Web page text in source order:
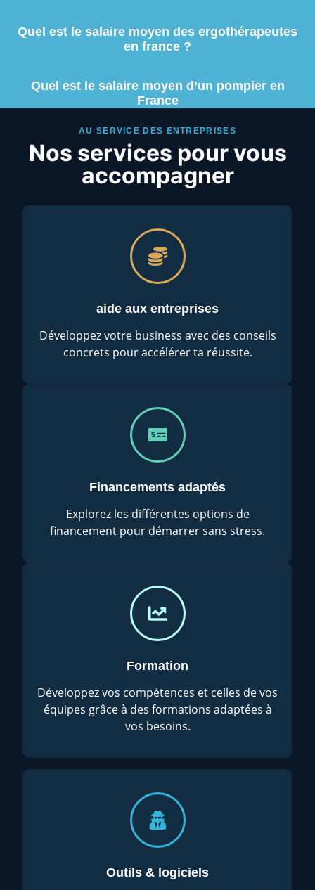
Quel est le salaire moyen des ergothérapeutes
en france ?
Quel est le salaire moyen d’un pompier en
France
AU SERVICE DES ENTREPRISES
Nos services pour vous
accompagner
aide aux entreprises
Développez votre business avec des conseils
concrets pour accélérer ta réussite.
Financements adaptés
Explorez les différentes options de
financement pour démarrer sans stress.
Formation
Développez vos compétences et celles de vos
équipes grâce à des formations adaptées à
vos besoins.
Outils & logiciels